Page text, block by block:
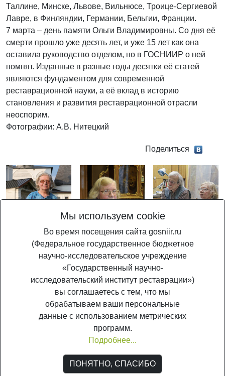
Таллине, Минске, Львове, Вильнюсе, Троице-Сергиевой
Лавре, в Финляндии, Германии, Бельгии, Франции.
7 марта – день памяти Ольги Владимировны. Со дня её
смерти прошло уже десять лет, и уже 15 лет как она
оставила руководство отделом, но в ГОСНИИР о ней
помнят. Изданные в разные годы десятки её статей
являются фундаментом для современной
реставрационной науки, а её вклад в историю
становления и развития реставрационной отрасли
неоспорим.
Фотографии: А.В. Нитецкий
Поделиться
© ГосНИИР, 2005-2026. Является сетевым изданием (свид. о регистрации
СМИ Эл №ФС 77-56567 от 26.12.2013
Мы используем cookie
Во время посещения сайта gosniir.ru
(Федеральное государственное бюджетное
научно-исследовательское учреждение
«Государственный научно-
исследовательский институт реставрации»)
вы соглашаетесь с тем, что мы
обрабатываем ваши персональные
данные с использованием метрических
программ.
Подробнее...
ПОНЯТНО, СПАСИБО